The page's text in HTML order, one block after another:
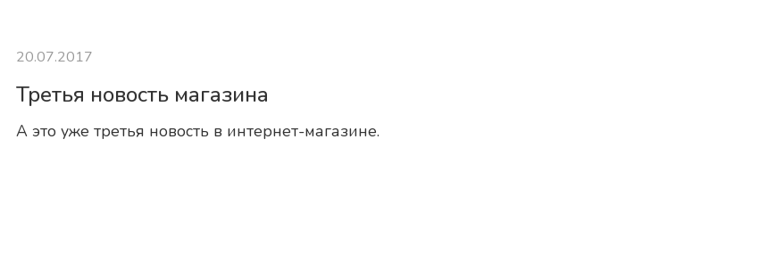
Третья новость магазина
А это уже третья новость в интернет-магазине.
20.07.2017